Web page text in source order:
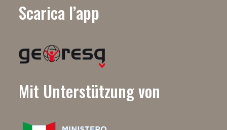
Scarica l’app
Mit Unterstützung von